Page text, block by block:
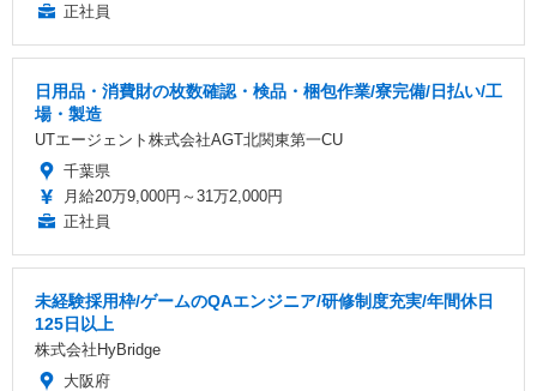
正社員
日用品・消費財の枚数確認・検品・梱包作業/寮完備/日払い/工
場・製造
UTエージェント株式会社AGT北関東第一CU
千葉県
月給20万9,000円～31万2,000円
正社員
未経験採用枠/ゲームのQAエンジニア/研修制度充実/年間休日
125日以上
株式会社HyBridge
大阪府